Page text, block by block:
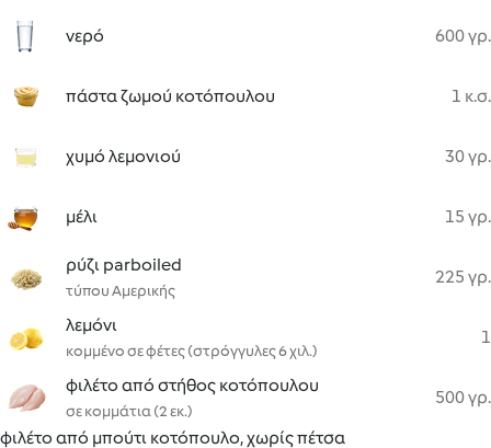
νερό 600 γρ.
πάστα ζωμού κοτόπουλου 1 κ.σ.
χυμό λεμονιού 30 γρ.
μέλι 15 γρ.
ρύζι parboiled
τύπου Αμερικής
225 γρ.
λεμόνι
κομμένο σε φέτες (στρόγγυλες 6 χιλ.)
1
φιλέτο από στήθος κοτόπουλου
σε κομμάτια (2 εκ.)
500 γρ.
φιλέτο από μπούτι κοτόπουλο, χωρίς πέτσα